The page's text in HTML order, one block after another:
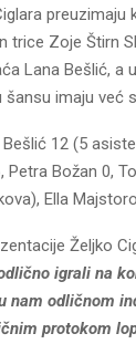
trice Zoje Štirn
Lana Bešlić, a
šansu imaju već
Bešlić 12 (5
Petra Božan 0,
Ella
Željko
igrali na
nam odličnom
protokom